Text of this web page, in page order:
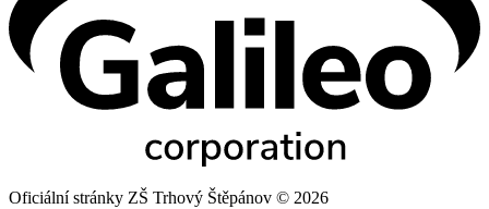
Oficiální stránky ZŠ Trhový Štěpánov © 2026